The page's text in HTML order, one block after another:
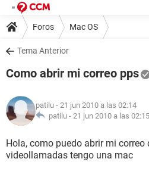
Foros Mac OS
Tema Anterior
Como abrir mi correo pps
patilu - 21 jun 2010 a las 02:14
patilu - 21 jun 2010 a las 02:15
Hola, como puedo abrir mi correo
videollamadas tengo una mac